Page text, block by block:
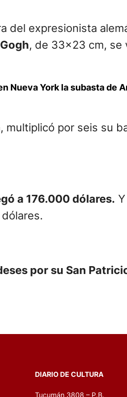
del expresionista
, de 33×23 cm, se
Nueva York la subasta de
multiplicó por seis su
a 176.000 dólares.
por su San
DIARIO DE CULTURA
Tucumán 3808 – P.B.